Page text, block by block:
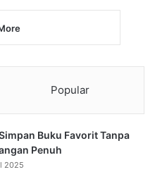
Popular
Buku Favorit Tanpa
Penuh
2025